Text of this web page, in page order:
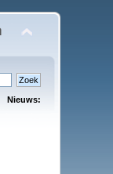
Nieuws: